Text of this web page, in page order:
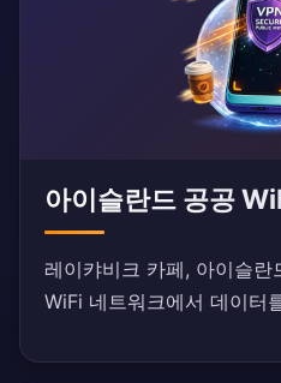
아이슬란드 공공
레이캬비크 카페, 아이슬
WiFi 네트워크에서 데이터